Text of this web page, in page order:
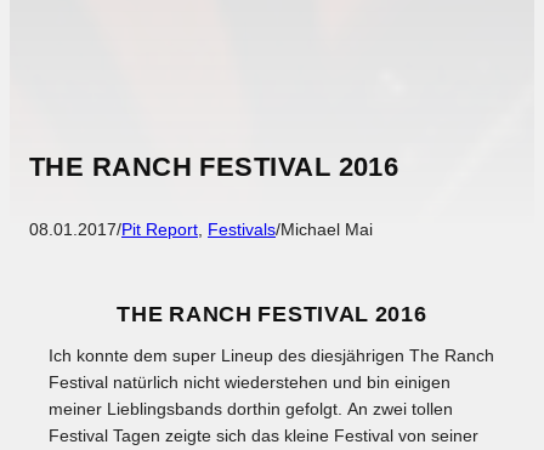
THE RANCH FESTIVAL 2016
08.01.2017/Pit Report, Festivals/Michael Mai
THE RANCH FESTIVAL 2016
Ich konnte dem super Lineup des diesjährigen The Ranch
Festival natürlich nicht wiederstehen und bin einigen
meiner Lieblingsbands dorthin gefolgt. An zwei tollen
Festival Tagen zeigte sich das kleine Festival von seiner